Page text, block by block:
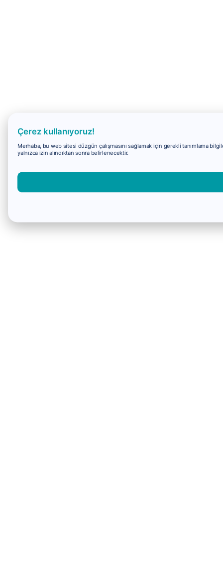
Çerez kullanıyoruz!
Merhaba, bu web sitesi düzgün çalışmasını sağlamak için gerekli tanımlama
yalnızca izin alındıktan sonra belirlenecektir.